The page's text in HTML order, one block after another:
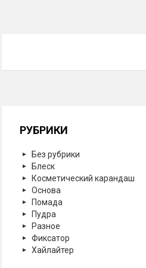
РУБРИКИ
Без рубрики
Блеск
Косметический карандаш
Основа
Помада
Пудра
Разное
Фиксатор
Хайлайтер